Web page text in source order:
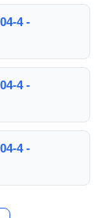
4 -
4 -
4 -